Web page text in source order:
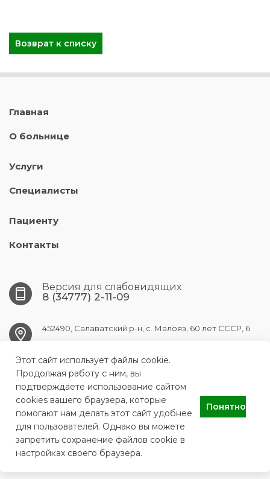
Возврат к списку
Главная
О больнице
Услуги
Специалисты
Пациенту
Контакты
Версия для слабовидящих
8 (34777) 2-11-09
452490, Салаватский р-н, с. Малояз, 60 лет СССР, 6
maloyaz.crb@doctorrb.ru
ГБУЗ РБ Малоязовская центральная районная больница
Этот сайт использует файлы cookie.
Продолжая работу с ним, вы
подтверждаете использование сайтом
cookies вашего браузера, которые
помогают нам делать этот сайт удобнее
для пользователей. Однако вы можете
запретить сохранение файлов cookie в
настройках своего браузера.
Понятно